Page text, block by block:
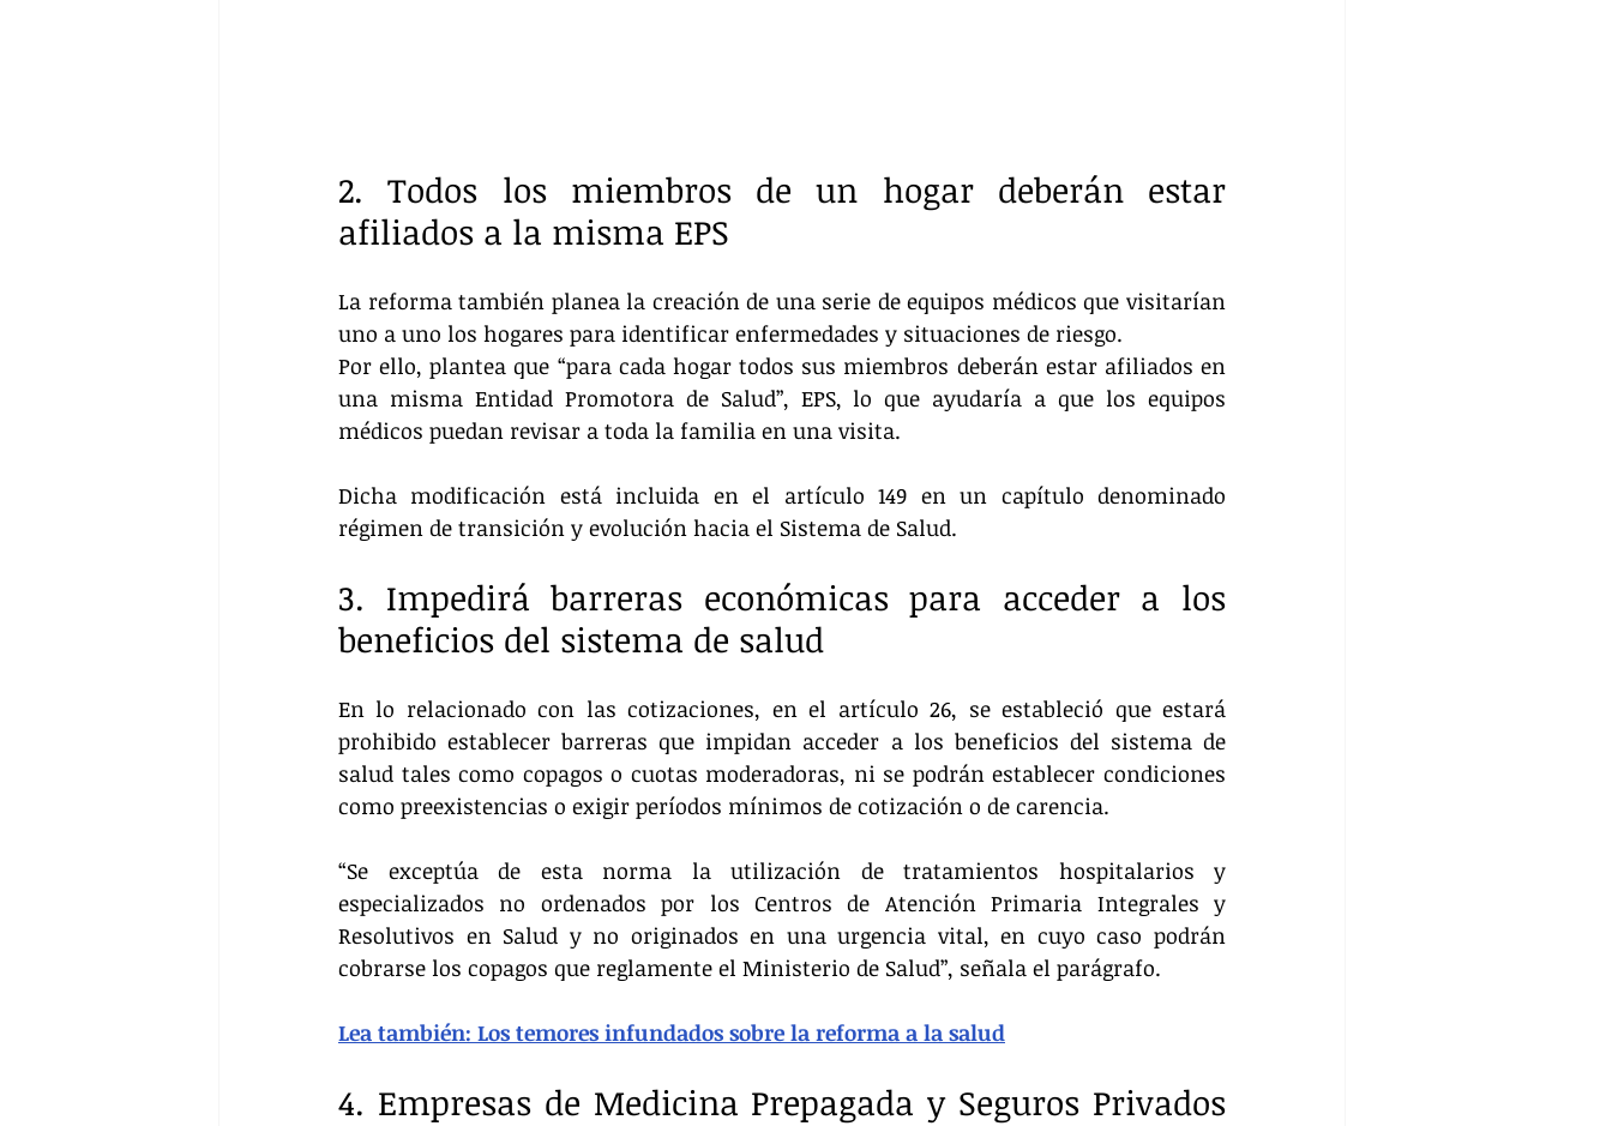
2. Todos los miembros de un hogar deberán estar
afiliados a la misma EPS
La reforma también planea la creación de una serie de equipos médicos que visitarían
uno a uno los hogares para identificar enfermedades y situaciones de riesgo.
Por ello, plantea que “para cada hogar todos sus miembros deberán estar afiliados en
una misma Entidad Promotora de Salud”, EPS, lo que ayudaría a que los equipos
médicos puedan revisar a toda la familia en una visita.
Dicha modificación está incluida en el artículo 149 en un capítulo denominado
régimen de transición y evolución hacia el Sistema de Salud.
3. Impedirá barreras económicas para acceder a los
beneficios del sistema de salud
En lo relacionado con las cotizaciones, en el artículo 26, se estableció que estará
prohibido establecer barreras que impidan acceder a los beneficios del sistema de
salud tales como copagos o cuotas moderadoras, ni se podrán establecer condiciones
como preexistencias o exigir períodos mínimos de cotización o de carencia.
“Se exceptúa de esta norma la utilización de tratamientos hospitalarios y
especializados no ordenados por los Centros de Atención Primaria Integrales y
Resolutivos en Salud y no originados en una urgencia vital, en cuyo caso podrán
cobrarse los copagos que reglamente el Ministerio de Salud”, señala el parágrafo.
Lea también: Los temores infundados sobre la reforma a la salud
4. Empresas de Medicina Prepagada y Seguros Privados